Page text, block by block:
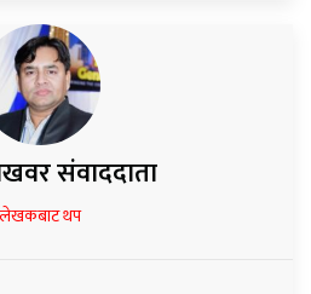
संवाददाता
लेखकबाट थप